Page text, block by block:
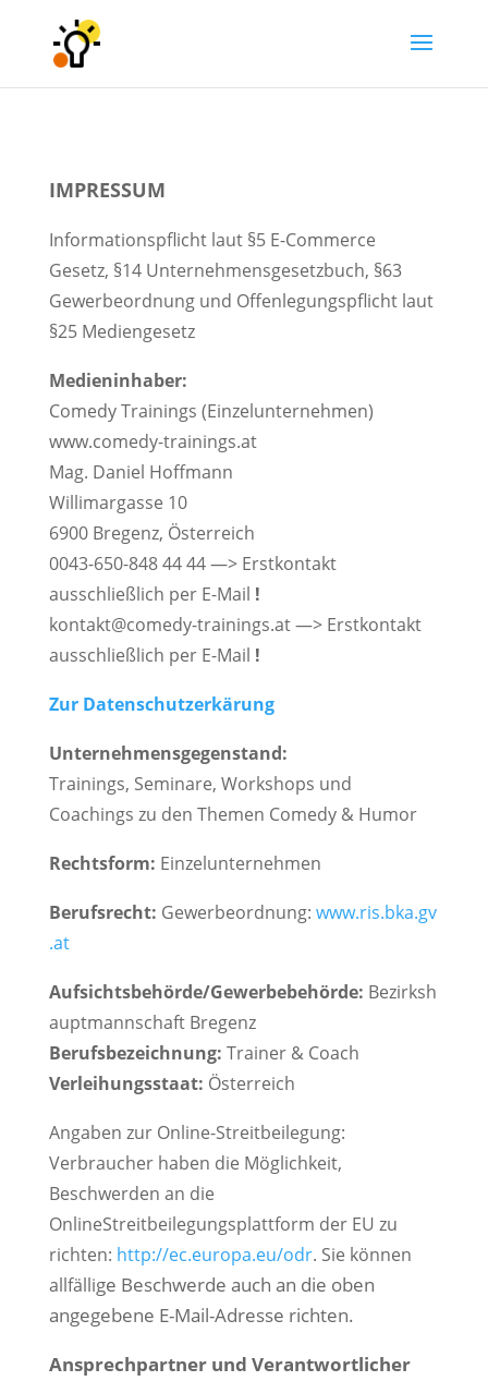
IMPRESSUM
Informationspflicht laut §5 E-Commerce
Gesetz, §14 Unternehmensgesetzbuch, §63
Gewerbeordnung und Offenlegungspflicht laut
§25 Mediengesetz
Medieninhaber:
Comedy Trainings (Einzelunternehmen)
www.comedy-trainings.at
Mag. Daniel Hoffmann
Willimargasse 10
6900 Bregenz, Österreich
0043-650-848 44 44 —> Erstkontakt
ausschließlich per E-Mail !
kontakt@comedy-trainings.at —> Erstkontakt
ausschließlich per E-Mail !
Zur Datenschutzerkärung
Unternehmensgegenstand:
Trainings, Seminare, Workshops und
Coachings zu den Themen Comedy & Humor
Rechtsform: Einzelunternehmen
Berufsrecht: Gewerbeordnung: www.ris.bka.gv
.at
Aufsichtsbehörde/Gewerbebehörde: Bezirksh
auptmannschaft Bregenz
Berufsbezeichnung: Trainer & Coach
Verleihungsstaat: Österreich
Angaben zur Online-Streitbeilegung:
Verbraucher haben die Möglichkeit,
Beschwerden an die
OnlineStreitbeilegungsplattform der EU zu
richten: http://ec.europa.eu/odr. Sie können
allfällige Beschwerde auch an die oben
angegebene E-Mail-Adresse richten.
Ansprechpartner und Verantwortlicher